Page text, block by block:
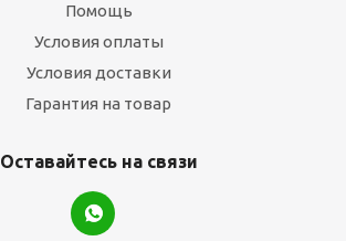
Помощь
Условия оплаты
Условия доставки
Гарантия на товар
Оставайтесь на связи